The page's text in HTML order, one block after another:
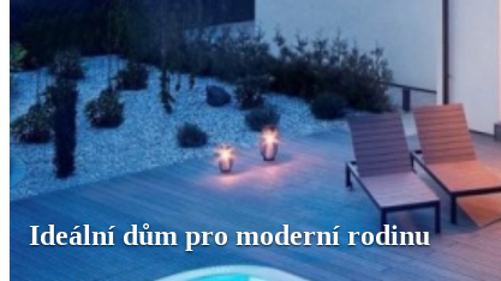
Ideální dům pro moderní rodinu